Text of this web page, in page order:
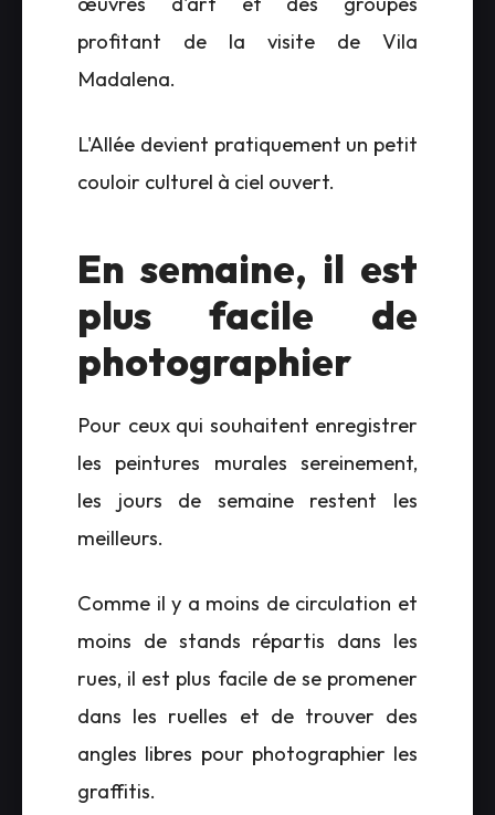
profitant de la visite de Vila
Madalena.
L'Allée devient pratiquement un petit
couloir culturel à ciel ouvert.
En semaine, il est
plus facile de
photographier
Pour ceux qui souhaitent enregistrer
les peintures murales sereinement,
les jours de semaine restent les
meilleurs.
Comme il y a moins de circulation et
moins de stands répartis dans les
rues, il est plus facile de se promener
dans les ruelles et de trouver des
angles libres pour photographier les
graffitis.